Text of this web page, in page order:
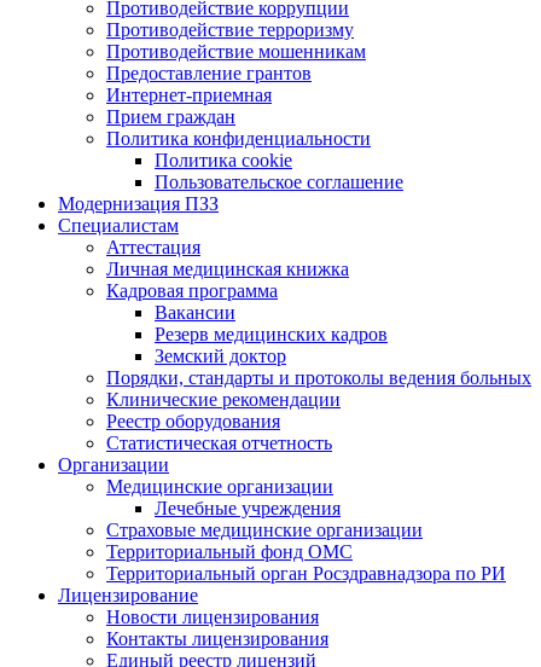
Противодействие коррупции
Противодействие терроризму
Противодействие мошенникам
Предоставление грантов
Интернет-приемная
Прием граждан
Политика конфиденциальности
Политика cookie
Пользовательское соглашение
Модернизация ПЗЗ
Специалистам
Аттестация
Личная медицинская книжка
Кадровая программа
Вакансии
Резерв медицинских кадров
Земский доктор
Порядки, стандарты и протоколы ведения больных
Клинические рекомендации
Реестр оборудования
Статистическая отчетность
Организации
Медицинские организации
Лечебные учреждения
Страховые медицинские организации
Территориальный фонд ОМС
Территориальный орган Росздравнадзора по РИ
Лицензирование
Новости лицензирования
Контакты лицензирования
Единый реестр лицензий